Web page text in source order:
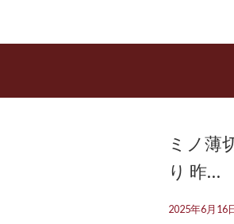
ミノ薄
り 昨…
2025年6月16